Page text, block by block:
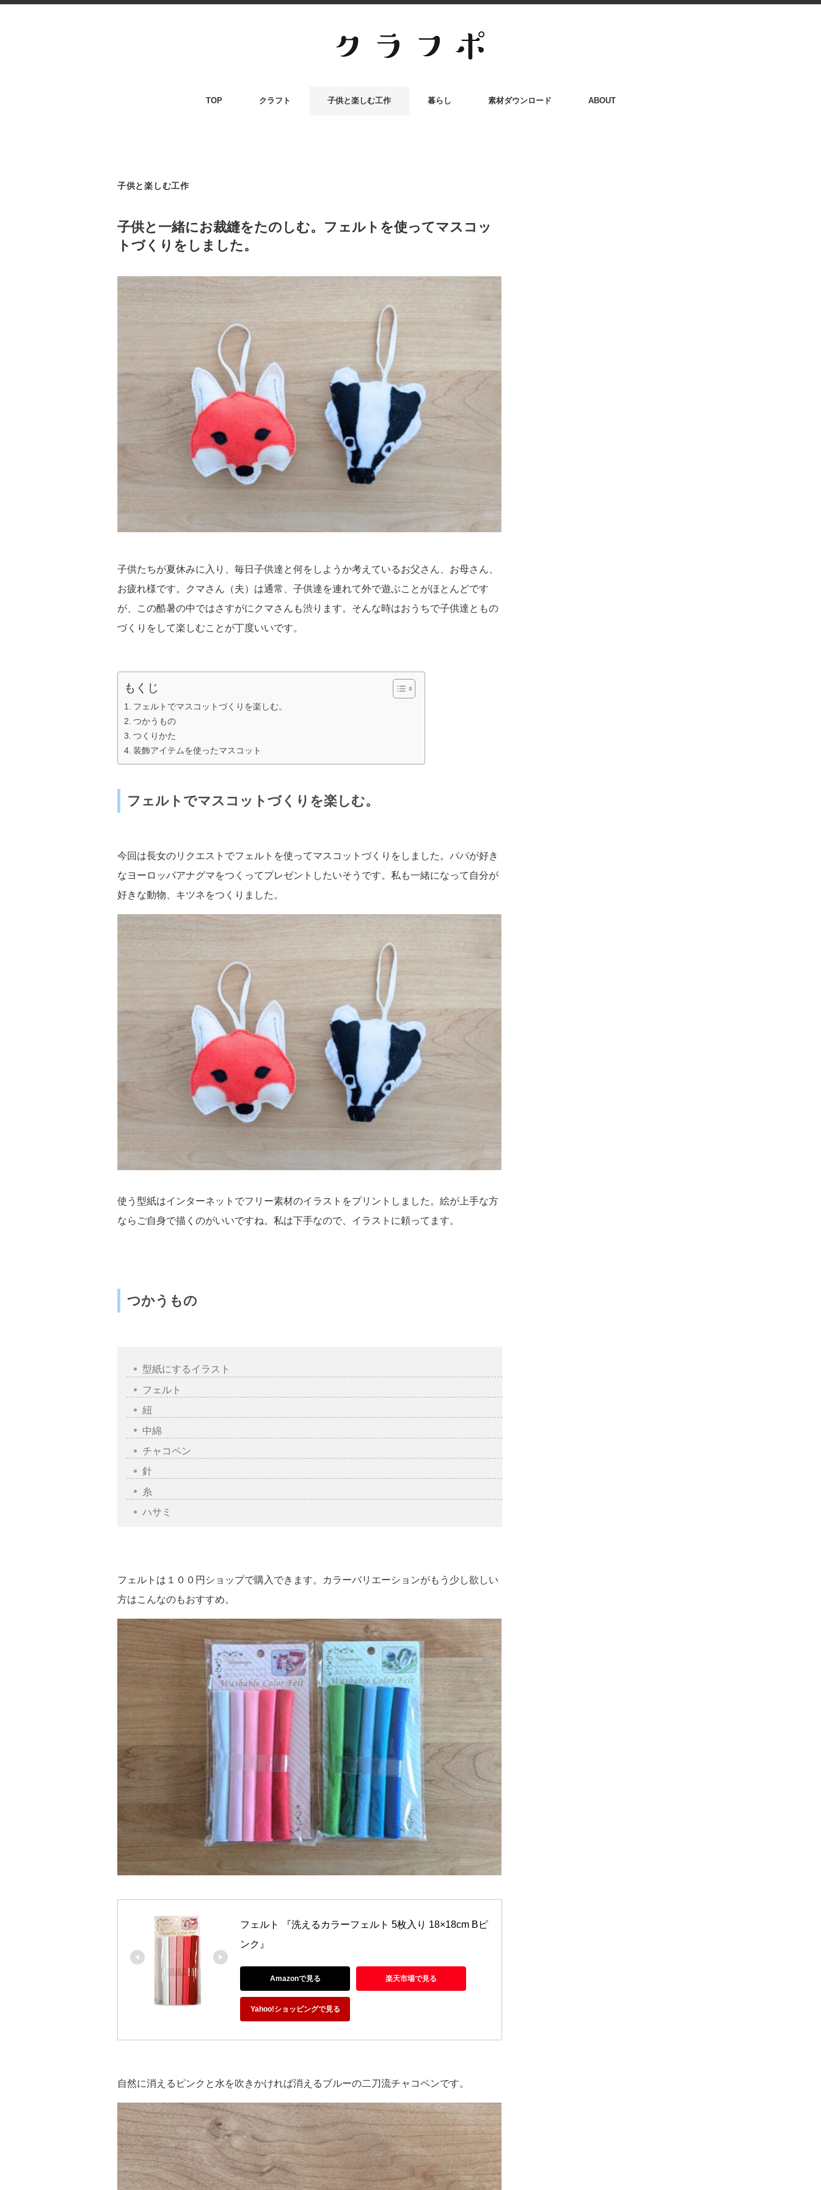
TOP クラフト 子供と楽しむ工作 暮らし 素材ダウンロード ABOUT
子供と楽しむ工作
子供と一緒にお裁縫をたのしむ。フェルトを使ってマスコッ
トづくりをしました。
子供たちが夏休みに入り、毎日子供達と何をしようか考えているお父さん、お母さん、
お疲れ様です。クマさん（夫）は通常、子供達を連れて外で遊ぶことがほとんどです
が、この酷暑の中ではさすがにクマさんも渋ります。そんな時はおうちで子供達ともの
づくりをして楽しむことが丁度いいです。
もくじ
フェルトでマスコットづくりを楽しむ。
つかうもの
つくりかた
装飾アイテムを使ったマスコット
フェルトでマスコットづくりを楽しむ。
今回は長女のリクエストでフェルトを使ってマスコットづくりをしました。パパが好き
なヨーロッパアナグマをつくってプレゼントしたいそうです。私も一緒になって自分が
好きな動物、キツネをつくりました。
使う型紙はインターネットでフリー素材のイラストをプリントしました。絵が上手な方
ならご自身で描くのがいいですね。私は下手なので、イラストに頼ってます。
つかうもの
型紙にするイラスト
フェルト
紐
中綿
チャコペン
針
糸
ハサミ
フェルトは１００円ショップで購入できます。カラーバリエーションがもう少し欲しい
方はこんなのもおすすめ。
フェルト 『洗えるカラーフェルト 5枚入り 18×18cm Bピ
ンク』
Amazonで見る 楽天市場で見る
Yahoo!ショッピングで見る
自然に消えるピンクと水を吹きかければ消えるブルーの二刀流チャコペンです。